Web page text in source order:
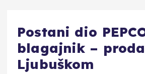
Postani dio
blagajnik –
Ljubuškom